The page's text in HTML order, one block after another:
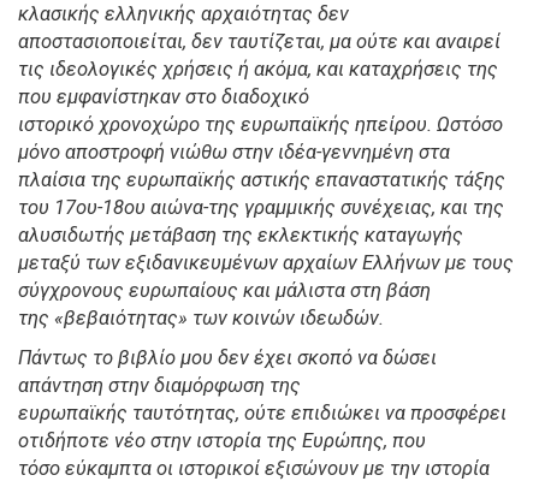
κλασικής ελληνικής αρχαιότητας δεν
αποστασιοποιείται, δεν ταυτίζεται, μα ούτε και αναιρεί
τις ιδεολογικές χρήσεις ή ακόμα, και καταχρήσεις της
που εμφανίστηκαν στο διαδοχικό
ιστορικό χρονοχώρο της ευρωπαϊκής ηπείρου. Ωστόσο
μόνο αποστροφή νιώθω στην ιδέα-γεννημένη στα
πλαίσια της ευρωπαϊκής αστικής επαναστατικής τάξης
του 17ου-18ου αιώνα-της γραμμικής συνέχειας, και της
αλυσιδωτής μετάβαση της εκλεκτικής καταγωγής
μεταξύ των εξιδανικευμένων αρχαίων Ελλήνων με τους
σύγχρονους ευρωπαίους και μάλιστα στη βάση
της «βεβαιότητας» των κοινών ιδεωδών.
Πάντως το βιβλίο μου δεν έχει σκοπό να δώσει
απάντηση στην διαμόρφωση της
ευρωπαϊκής ταυτότητας, ούτε επιδιώκει να προσφέρει
οτιδήποτε νέο στην ιστορία της Ευρώπης, που
τόσο εύκαμπτα οι ιστορικοί εξισώνουν με την ιστορία